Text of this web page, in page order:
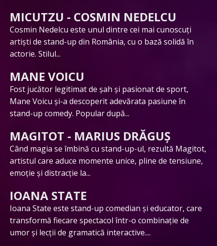
MICUTZU - COSMIN NEDELCU
Cosmin Nedelcu este unul dintre cei mai cunoscuți
artiști de stand-up din România, cu o bază solidă în
actorie. Stilul...
MANE VOICU
Fost jucător legitimat de șah și pasionat de sport,
Mane Voicu și-a descoperit adevărata pasiune în
stand-up comedy. Popular după...
MAGITOT - MARIUS DRĂGUȘ
Când magia se îmbină cu stand-up-ul, rezultă Magitot,
artistul care aduce momente unice, pline de tensiune,
emoție și distracție la...
IOANA STATE
Ioana State este stand-up comedian și educator, care
transformă fiecare spectacol într-o combinație de
umor și lecții de gramatică interactive....